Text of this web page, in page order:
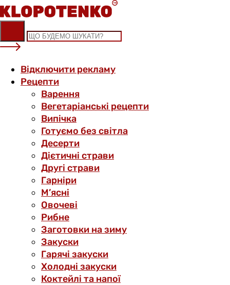
Skip
to
content
Відключити рекламу
Рецепти
Варення
Вегетаріанські рецепти
Випічка
Готуємо без світла
Десерти
Дієтичні страви
Другі страви
Гарніри
М’ясні
Овочеві
Рибне
Заготовки на зиму
Закуски
Гарячі закуски
Холодні закуски
Коктейлі та напої